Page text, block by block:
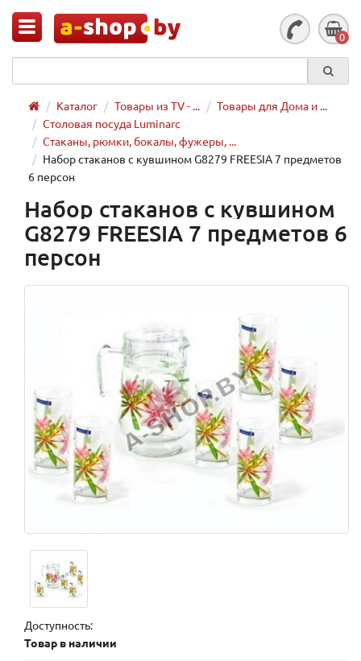
0
Каталог Товары из TV - ...
Товары для Дома и ...
Столовая посуда Luminarc
Стаканы, рюмки, бокалы, фужеры, ...
Набор стаканов с кувшином G8279 FREESIA 7 предметов
6 персон
Набор стаканов с кувшином
G8279 FREESIA 7 предметов 6
персон
Доступность:
Товар в наличии